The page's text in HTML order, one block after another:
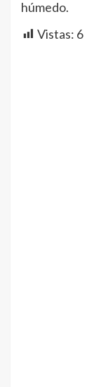
húmedo.
Vistas: 6